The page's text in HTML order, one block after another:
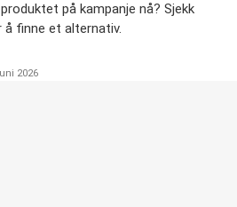
på kampanje nå? Sjekk
å finne et alternativ.
2026